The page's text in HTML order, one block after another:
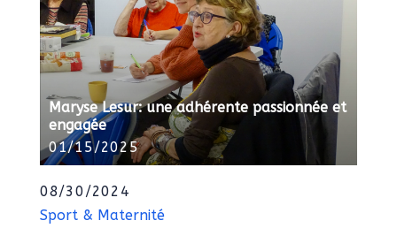
Maryse Lesur: une adhérente passionnée et
engagée
01/15/2025
08/30/2024
Sport & Maternité